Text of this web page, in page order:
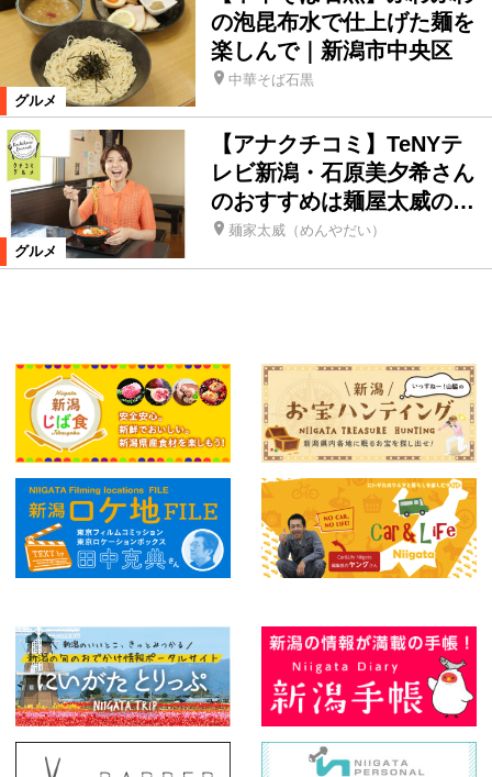
グルメ
の泡昆布水で仕上げた麺を
楽しんで｜新潟市中央区
中華そば石黒
グルメ
【アナクチコミ】TeNYテ
レビ新潟・石原美夕希さん
のおすすめは麺屋太威の…
麺家太威（めんやだい）